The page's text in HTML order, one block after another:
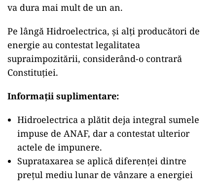
va dura mai mult de un an.
Pe lângă Hidroelectrica, și alți producători de
energie au contestat legalitatea
supraimpozitării, considerând-o contrară
Constituției.
Informații suplimentare:
Hidroelectrica a plătit deja integral sumele
impuse de ANAF, dar a contestat ulterior
actele de impunere.
Suprataxarea se aplică diferenței dintre
prețul mediu lunar de vânzare a energiei